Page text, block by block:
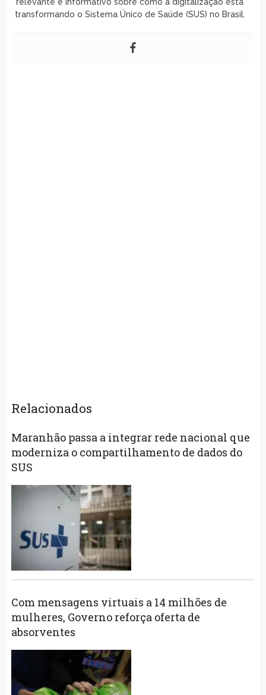
transformando o Sistema Único de Saúde (SUS) no Brasil.
Relacionados
Maranhão passa a integrar rede nacional que
moderniza o compartilhamento de dados do
SUS
Com mensagens virtuais a 14 milhões de
mulheres, Governo reforça oferta de
absorventes